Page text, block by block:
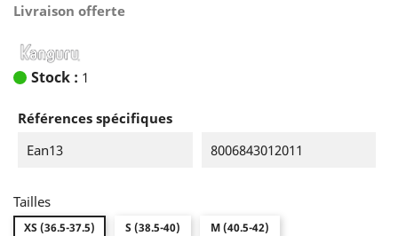
Livraison offerte
Stock : 1
Références spécifiques
Ean13
8006843012011
Tailles
XS (36.5-37.5) S (38.5-40) M (40.5-42)